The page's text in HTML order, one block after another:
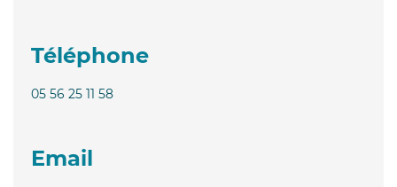
Téléphone
05 56 25 11 58
Email